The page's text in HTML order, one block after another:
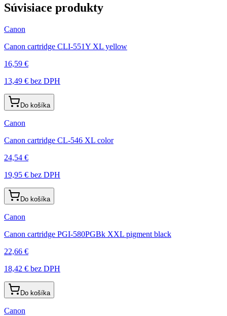
Súvisiace produkty
Canon
Canon cartridge CLI-551Y XL yellow
16,59 €
13,49 € bez DPH
Do košíka
Canon
Canon cartridge CL-546 XL color
24,54 €
19,95 € bez DPH
Do košíka
Canon
Canon cartridge PGI-580PGBk XXL pigment black
22,66 €
18,42 € bez DPH
Do košíka
Canon